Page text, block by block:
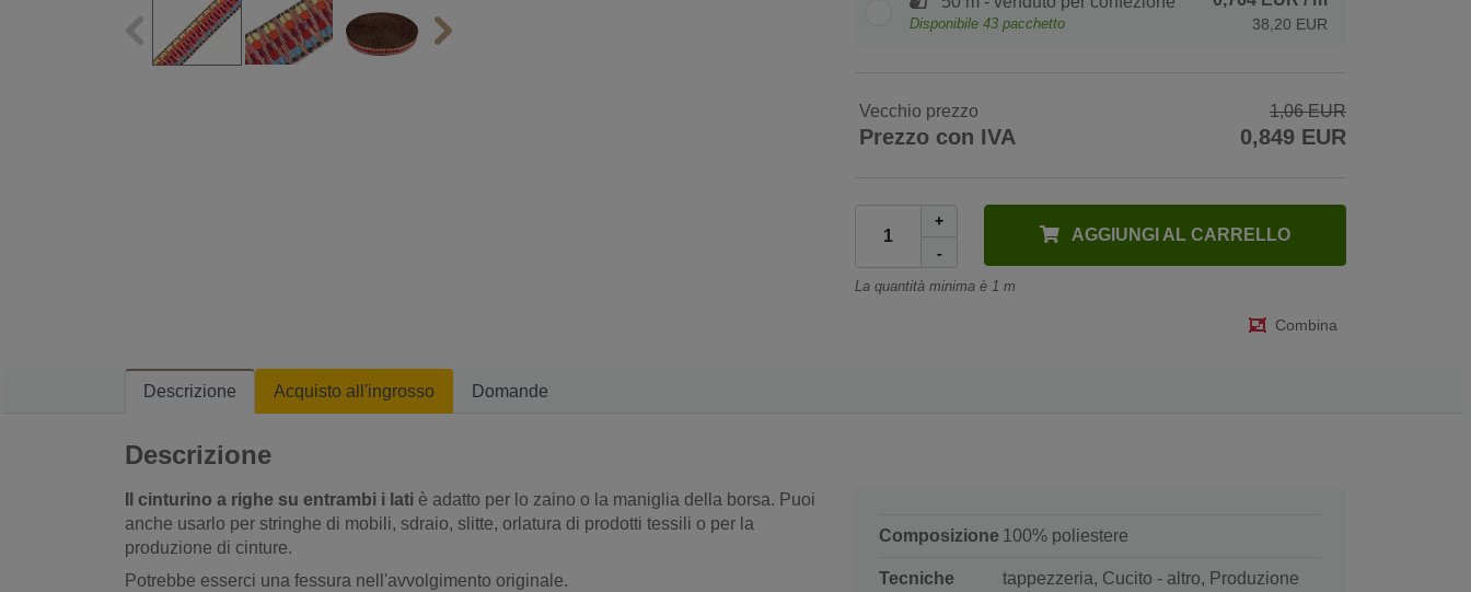
Disponibile 43 pacchetto 38,20 EUR
Vecchio prezzo 1,06 EUR
Prezzo con IVA 0,849 EUR
+
-
AGGIUNGI AL CARRELLO
La quantità minima è 1 m
Combina
Descrizione Acquisto all'ingrosso Domande
Descrizione
Il cinturino a righe su entrambi i lati è adatto per lo zaino o la maniglia della borsa. Puoi
anche usarlo per stringhe di mobili, sdraio, slitte, orlatura di prodotti tessili o per la
produzione di cinture.
Potrebbe esserci una fessura nell'avvolgimento originale.
Composizione 100% poliestere
Tecniche
tappezzeria, Cucito - altro, Produzione